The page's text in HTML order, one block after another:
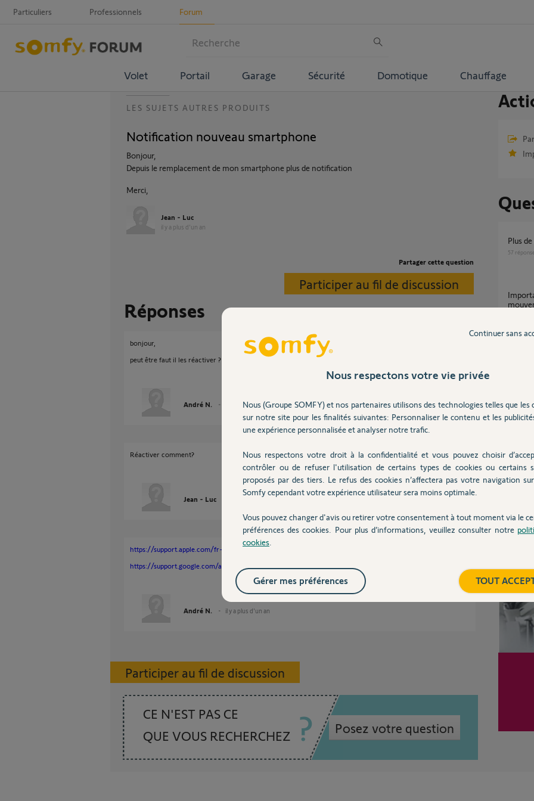
Particuliers Professionnels Forum
Volet Portail Garage Sécurité Domotique Chauffage
LES SUJETS AUTRES PRODUITS
Notification nouveau smartphone
Bonjour,
Depuis le remplacement de mon smartphone plus de notification
Merci,
Jean - Luc
il y a plus d'un an
Partager cette question
Participer au fil de discussion
Réponses
bonjour,
peut être faut il les réactiver ?
André N. il y a plus d'un an
Réactiver comment?
Jean - Luc il y a plus d'un an
https://support.apple.com/fr-fr/108781#:~:text=Acc%C3%A9d...
https://support.google.com/android/answer/9079661?hl=fr#z...
André N. il y a plus d'un an
Participer au fil de discussion
CE N'EST PAS CE
QUE VOUS RECHERCHEZ
Posez votre question
Plus
57
Important délai entre détection de
4réponses
réponses
Nous respectons votre vie privée
Nous (Groupe SOMFY) et nos partenaires utilisons des technologies telles que les
sur notre site pour les finalités suivantes: Personnaliser le contenu et les
une expérience personnalisée et analyser notre trafic.
Nous respectons votre droit à la confidentialité et vous pouvez choisir
contrôler ou de refuser l'utilisation de certains types de cookies ou certains
proposés par des tiers. Le refus des cookies n’affectera pas votre navigation
Somfy cependant votre expérience utilisateur sera moins optimale.
Vous pouvez changer d'avis ou retirer votre consentement à tout moment via le
préférences des cookies. Pour plus d’informations, veuillez consulter notre
cookies
Continuer sans
TOUT
Gérer mes préférences